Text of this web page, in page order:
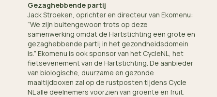
Gezaghebbende partij
Jack Stroeken, oprichter en directeur van Ekomenu:
“We zijn buitengewoon trots op deze
samenwerking omdat de Hartstichting een grote en
gezaghebbende partij in het gezondheidsdomein
is.” Ekomenu is ook sponsor van het CycleNL, het
fietsevenement van de Hartstichting. De aanbieder
van biologische, duurzame en gezonde
maaltijdboxen zal op de rustposten tijdens Cycle
NL alle deelnemers voorzien van groente en fruit.